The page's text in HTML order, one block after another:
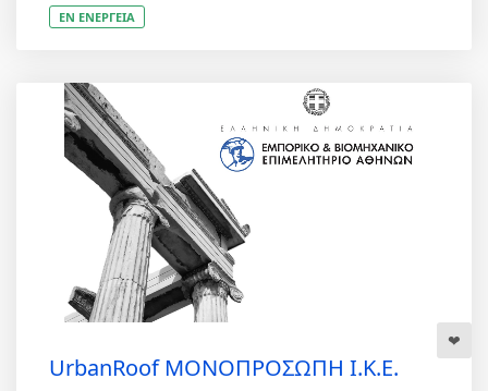
ΕΝ ΕΝΕΡΓΕΙΑ
UrbanRoof ΜΟΝΟΠΡΟΣΩΠΗ Ι.Κ.Ε.